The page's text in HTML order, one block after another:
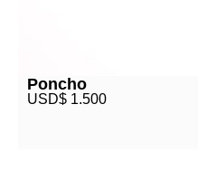
Poncho
USD$ 1.500